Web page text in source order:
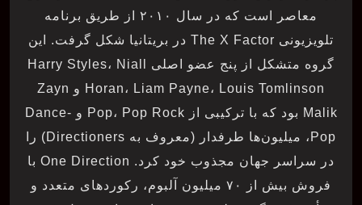
معاصر است که در سال ۲۰۱۰ از طریق برنامه
تلویزیونی The X Factor در بریتانیا شکل گرفت. این
گروه متشکل از پنج عضو اصلی Harry Styles، Niall
Horan، Liam Payne، Louis Tomlinson و Zayn
Malik بود که با ترکیبی از Pop، Pop Rock و Dance-
Pop، میلیون‌ها طرفدار (معروف به Directioners) را
در سراسر جهان مجذوب خود کرد. One Direction با
فروش بیش از ۷۰ میلیون آلبوم، رکوردهای متعدد و